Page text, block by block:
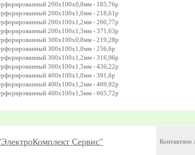
200х100х0,8мм - 185,76р
200х100х1,0мм - 218,61р
200х100х1,2мм - 260,77р
200х100х1,5мм - 371,63р
300х100х0,8мм - 219,28р
300х100х1,0мм - 256,6р
300х100х1,2мм - 316,96р
300х100х1,5мм - 436,22р
400х100х1,0мм - 391,6р
400х100х1,2мм - 469,92р
400х100х1,5мм - 665,72р
Сервис" Контактное